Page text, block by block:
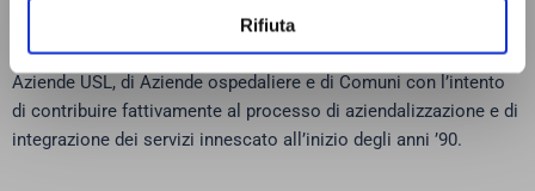
Rifiuta
Federsanità ANCI nasce nell’ottobre 1995 come Federazione di
Aziende USL, di Aziende ospedaliere e di Comuni con l’intento
di contribuire fattivamente al processo di aziendalizzazione e di
integrazione dei servizi innescato all’inizio degli anni ’90.